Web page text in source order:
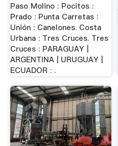
Paso Molino : Pocitos :
Prado : Punta Carretas :
Unión : Canelones. Costa
Urbana : Tres Cruces. Tres
Cruces : PARAGUAY |
ARGENTINA | URUGUAY |
ECUADOR : .